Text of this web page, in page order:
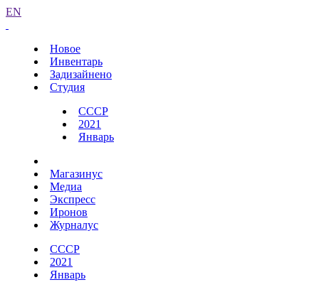
EN
Новое
Инвентарь
Задизайнено
Студия
СССР
2021
Январь
Магазинус
Медиа
Экспресс
Иронов
Журналус
СССР
2021
Январь